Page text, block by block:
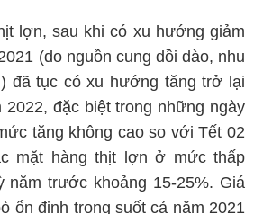
lợn, sau khi có xu hướng giảm
(do nguồn cung dồi dào, nhu
đã tục có xu hướng tăng trở lại
2022, đặc biệt trong những ngày
tăng không cao so với Tết 02
mặt hàng thịt lợn ở mức thấp
năm trước khoảng 15-25%. Giá
ổn định trong suốt cả năm 2021